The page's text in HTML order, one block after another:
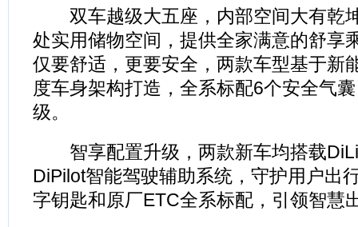
双车越级大五座，内部空间大有乾
处实用储物空间，提供全家满意的舒享
仅要舒适，更要安全，两款车型基于新
度车身架构打造，全系标配6个安全气
级。
智享配置升级，两款新车均搭载
DiPilot智能驾驶辅助系统，守护用户出
字钥匙和原厂ETC全系标配，引领智慧